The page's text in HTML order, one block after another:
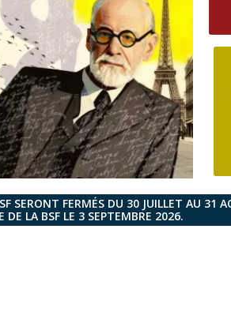
SERONT FERMÉS DU 30 JUILLET AU 31
DE LA BSF LE 3 SEPTEMBRE 2026.